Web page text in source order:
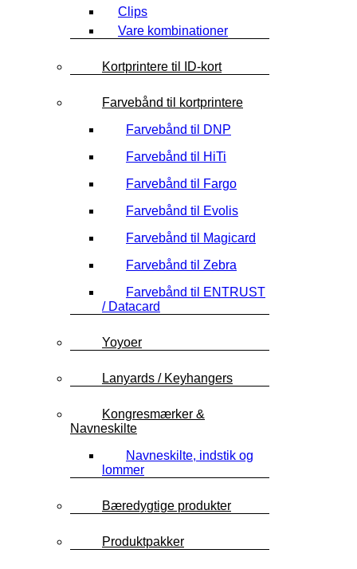
Clips
Vare kombinationer
Kortprintere til ID-kort
Farvebånd til kortprintere
Farvebånd til DNP
Farvebånd til HiTi
Farvebånd til Fargo
Farvebånd til Evolis
Farvebånd til Magicard
Farvebånd til Zebra
Farvebånd til ENTRUST
/ Datacard
Yoyoer
Lanyards / Keyhangers
Kongresmærker &
Navneskilte
Navneskilte, indstik og
lommer
Bæredygtige produkter
Produktpakker